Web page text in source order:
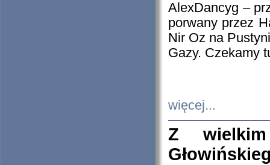
AlexDancyg –
porwany przez
Nir Oz na
Gazy. Czekamy
więcej...
Z